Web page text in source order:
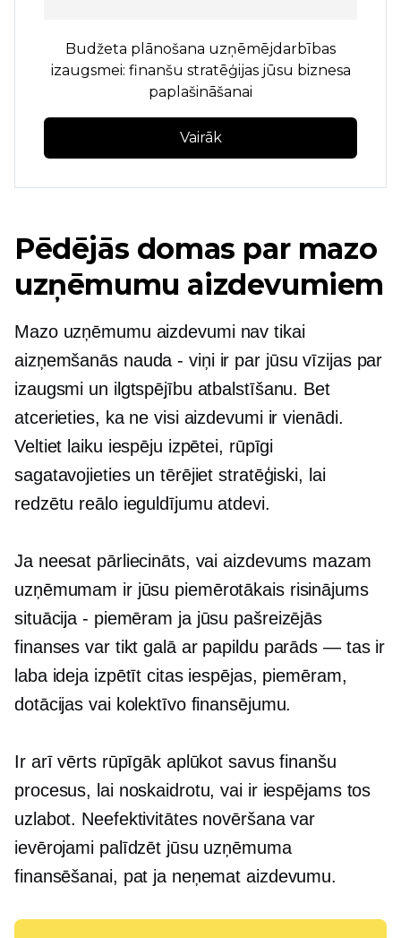
Budžeta plānošana uzņēmējdarbības
izaugsmei: finanšu stratēģijas jūsu biznesa
paplašināšanai
Vairāk
Pēdējās domas par mazo
uzņēmumu aizdevumiem
Mazo uzņēmumu aizdevumi nav tikai
aizņemšanās nauda - viņi ir par jūsu vīzijas par
izaugsmi un ilgtspējību atbalstīšanu. Bet
atcerieties, ka ne visi aizdevumi ir vienādi.
Veltiet laiku iespēju izpētei, rūpīgi
sagatavojieties un tērējiet stratēģiski, lai
redzētu reālo ieguldījumu atdevi.
Ja neesat pārliecināts, vai aizdevums mazam
uzņēmumam ir jūsu piemērotākais risinājums
situācija - piemēram ja jūsu pašreizējās
finanses var tikt galā ar papildu parāds — tas ir
laba ideja izpētīt citas iespējas, piemēram,
dotācijas vai kolektīvo finansējumu.
Ir arī vērts rūpīgāk aplūkot savus finanšu
procesus, lai noskaidrotu, vai ir iespējams tos
uzlabot. Neefektivitātes novēršana var
ievērojami palīdzēt jūsu uzņēmuma
finansēšanai, pat ja neņemat aizdevumu.